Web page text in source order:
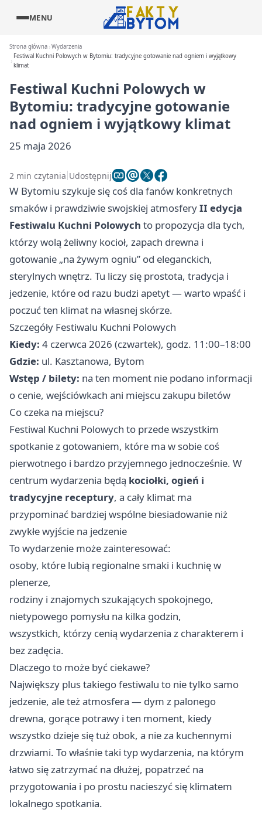
MENU
Strona główna Wydarzenia
Festiwal Kuchni Polowych w Bytomiu: tradycyjne gotowanie nad ogniem i wyjątkowy
klimat
Festiwal Kuchni Polowych w
Bytomiu: tradycyjne gotowanie
nad ogniem i wyjątkowy klimat
25 maja 2026
2 min czytania Udostępnij
W Bytomiu szykuje się coś dla fanów konkretnych
smaków i prawdziwie swojskiej atmosferyII edycja
Festiwalu Kuchni Polowych to propozycja dla tych,
którzy wolą żeliwny kocioł, zapach drewna i
gotowanie „na żywym ogniu” od eleganckich,
sterylnych wnętrz. Tu liczy się prostota, tradycja i
jedzenie, które od razu budzi apetyt — warto wpaść i
poczuć ten klimat na własnej skórze.
Szczegóły Festiwalu Kuchni Polowych
Kiedy: 4 czerwca 2026 (czwartek), godz. 11:00–18:00
Gdzie: ul. Kasztanowa, Bytom
Wstęp / bilety: na ten moment nie podano informacji
o cenie, wejściówkach ani miejscu zakupu biletów
Co czeka na miejscu?
Festiwal Kuchni Polowych to przede wszystkim
spotkanie z gotowaniem, które ma w sobie coś
pierwotnego i bardzo przyjemnego jednocześnie. W
centrum wydarzenia będą kociołki, ogień i
tradycyjne receptury, a cały klimat ma
przypominać bardziej wspólne biesiadowanie niż
zwykłe wyjście na jedzenie
To wydarzenie może zainteresować:
osoby, które lubią regionalne smaki i kuchnię w
plenerze,
rodziny i znajomych szukających spokojnego,
nietypowego pomysłu na kilka godzin,
wszystkich, którzy cenią wydarzenia z charakterem i
bez zadęcia.
Dlaczego to może być ciekawe?
Największy plus takiego festiwalu to nie tylko samo
jedzenie, ale też atmosfera — dym z palonego
drewna, gorące potrawy i ten moment, kiedy
wszystko dzieje się tuż obok, a nie za kuchennymi
drzwiami. To właśnie taki typ wydarzenia, na którym
łatwo się zatrzymać na dłużej, popatrzeć na
przygotowania i po prostu nacieszyć się klimatem
lokalnego spotkania.